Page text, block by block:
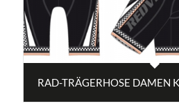
RAD-TRÄGERHOSE DAMEN